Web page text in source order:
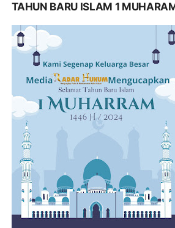
TAHUN BARU ISLAM 1